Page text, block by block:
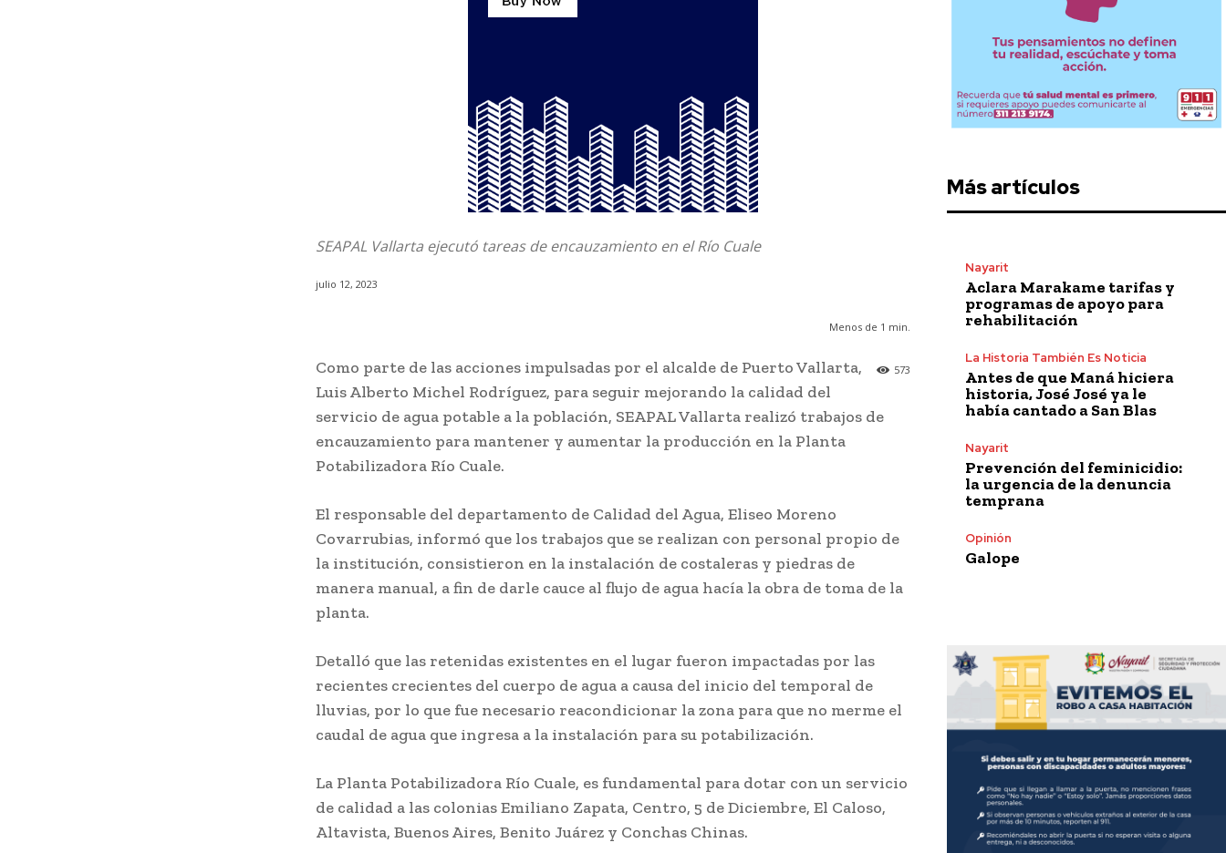
SEAPAL Vallarta ejecutó tareas de encauzamiento en el Río Cuale
julio 12, 2023
Menos de 1 min.
573
Como parte de las acciones impulsadas por el alcalde de Puerto Vallarta,
Luis Alberto Michel Rodríguez, para seguir mejorando la calidad del
servicio de agua potable a la población, SEAPAL Vallarta realizó trabajos de
encauzamiento para mantener y aumentar la producción en la Planta
Potabilizadora Río Cuale.
El responsable del departamento de Calidad del Agua, Eliseo Moreno
Covarrubias, informó que los trabajos que se realizan con personal propio de
la institución, consistieron en la instalación de costaleras y piedras de
manera manual, a fin de darle cauce al flujo de agua hacía la obra de toma de la
planta.
Detalló que las retenidas existentes en el lugar fueron impactadas por las
recientes crecientes del cuerpo de agua a causa del inicio del temporal de
lluvias, por lo que fue necesario reacondicionar la zona para que no merme el
caudal de agua que ingresa a la instalación para su potabilización.
La Planta Potabilizadora Río Cuale, es fundamental para dotar con un servicio
de calidad a las colonias Emiliano Zapata, Centro, 5 de Diciembre, El Caloso,
Altavista, Buenos Aires, Benito Juárez y Conchas Chinas.
Más artículos
Nayarit
Aclara Marakame tarifas y
programas de apoyo para
rehabilitación
La Historia También Es Noticia
Antes de que Maná hiciera
historia, José José ya le
había cantado a San Blas
Nayarit
Prevención del feminicidio:
la urgencia de la denuncia
temprana
Opinión
Galope